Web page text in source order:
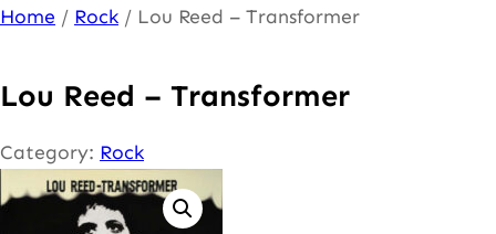
Ga
de
inhoud
Home / Rock / Lou Reed – Transformer
Lou Reed – Transformer
Category: Rock